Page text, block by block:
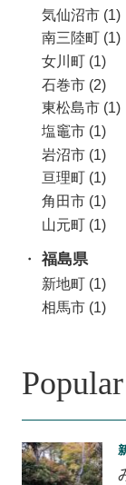
気仙沼市(1)
南三陸町(1)
女川町(1)
石巻市(2)
東松島市(1)
塩竈市(1)
岩沼市(1)
亘理町(1)
角田市(1)
山元町(1)
福島県(1)
新地町(1)
相馬市(1)
Popular